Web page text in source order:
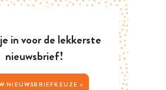
in voor de lekkerste
nieuwsbrief!
JOUW NIEUWSBRIEFKEUZE >